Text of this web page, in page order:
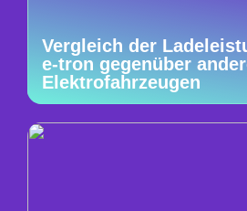
Vergleich der
e-tron gegenüber
Elektrofahrzeugen